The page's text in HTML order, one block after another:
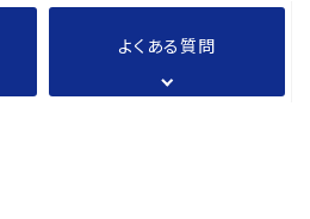
よくある質問